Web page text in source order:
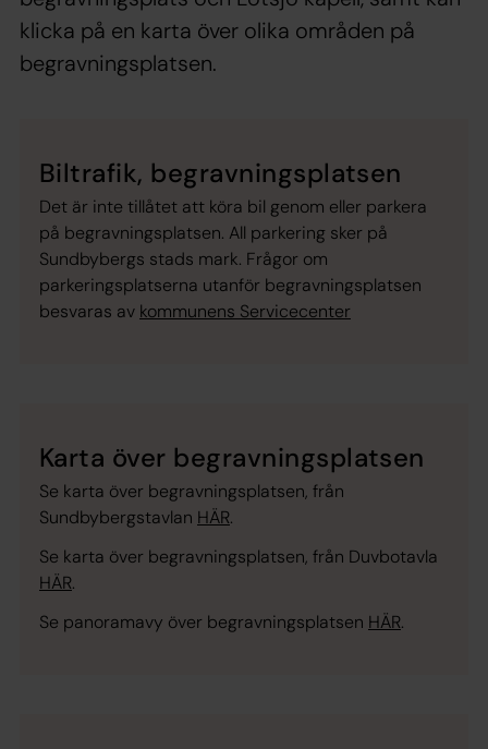
klicka på en karta över olika områden på
begravningsplatsen.
Biltrafik, begravningsplatsen
Det är inte tillåtet att köra bil genom eller parkera
på begravningsplatsen. All parkering sker på
Sundbybergs stads mark. Frågor om
parkeringsplatserna utanför begravningsplatsen
besvaras av kommunens Servicecenter
Karta över begravningsplatsen
Se karta över begravningsplatsen, från
Sundbybergstavlan HÄR.
Se karta över begravningsplatsen, från Duvbotavla
HÄR.
Se panoramavy över begravningsplatsen HÄR.